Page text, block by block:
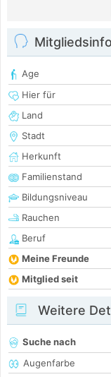
Age
Hier für
Land
Stadt
Herkunft
Familienstand
Bildungsniveau
Rauchen
Beruf
Meine Freunde
Mitglied seit
Weitere
Suche nach
Augenfarbe